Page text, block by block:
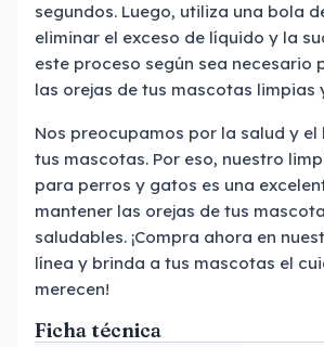
segundos. Luego, utiliza una bola
eliminar el exceso de líquido y la
este proceso según sea necesario
las orejas de tus mascotas limpias
Nos preocupamos por la salud y el
tus mascotas. Por eso, nuestro
para perros y gatos es una
mantener las orejas de tus
saludables. ¡Compra ahora en
línea y brinda a tus mascotas el
merecen!
Ficha técnica